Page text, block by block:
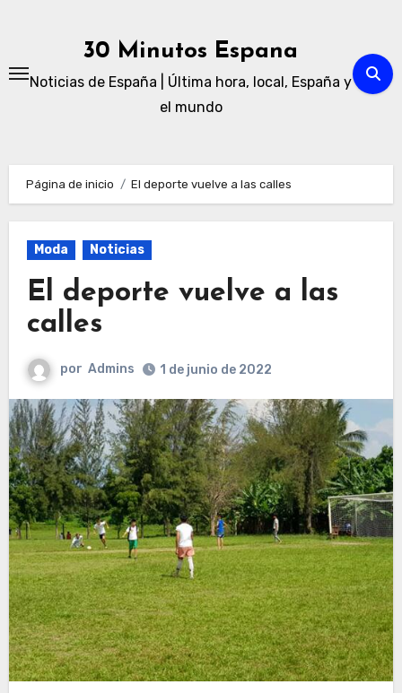
30 Minutos Espana
Noticias de España | Última hora, local, España y
el mundo
Página de inicio El deporte vuelve a las calles
Moda Noticias
El deporte vuelve a las
calles
por Admins 1 de junio de 2022